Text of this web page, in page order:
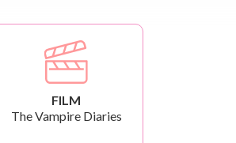
FILM
The Vampire Diaries